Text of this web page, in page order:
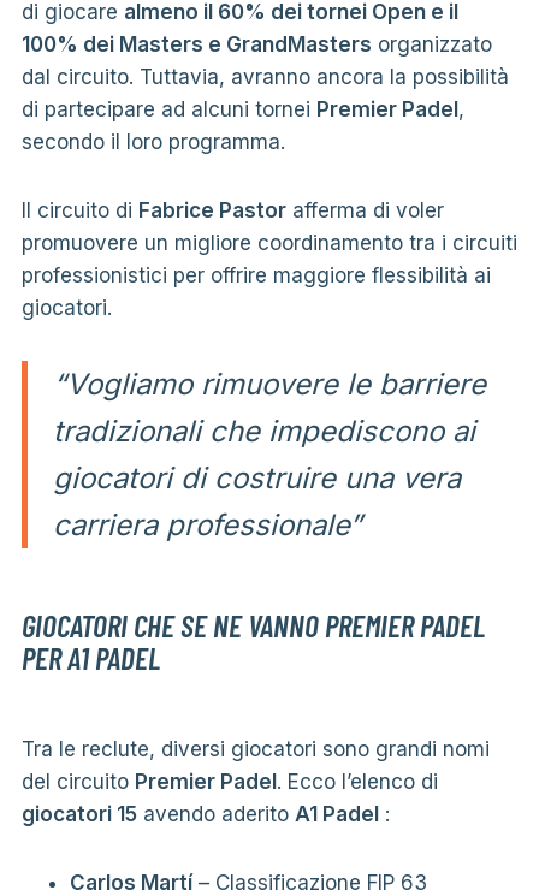
di giocare almeno il 60% dei tornei Open e il
100% dei Masters e GrandMasters organizzato
dal circuito. Tuttavia, avranno ancora la possibilità
di partecipare ad alcuni tornei Premier Padel,
secondo il loro programma.
Il circuito di Fabrice Pastorafferma di voler
promuovere un migliore coordinamento tra i circuiti
professionistici per offrire maggiore flessibilità ai
giocatori.
“Vogliamo rimuovere le barriere
tradizionali che impediscono ai
giocatori di costruire una vera
carriera professionale”
GIOCATORI CHE SE NE VANNO PREMIER PADEL
PER A1 PADEL
Tra le reclute, diversi giocatori sono grandi nomi
del circuito Premier Padel. Ecco l’elenco di
giocatori 15avendo aderito A1 Padel:
Carlos Martí– Classificazione FIP 63